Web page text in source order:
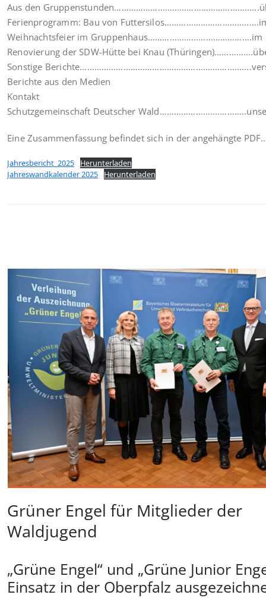
Aus den
Ferienprogramm: Bau von
Weihnachtsfeier im Gruppenhaus…………………………………….im
Renovierung der SDW-Hütte bei Knau
Sonstige
Berichte aus den Medien
Kontakt
Schutzgemeinschaft Deutscher
Eine Zusammenfassung befindet sich in der angehängte
Jahresbericht_2025
Herunterladen
Jahreswandkalender 2025
Herunterladen
Grüner Engel für Mitglieder der
Waldjugend
„Grüne Engel“ und „Grüne Junior
Einsatz in der Oberpfalz